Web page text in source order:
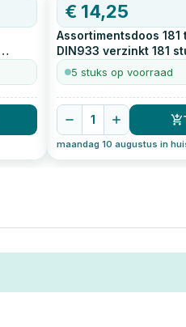
€ 14,25
Assortimentsdoos 181
DIN933 verzinkt 181
5 stuks op voorraad
1
maandag 10 augustus in